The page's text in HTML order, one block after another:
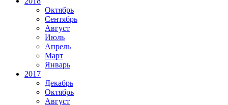
Октябрь
Сентябрь
Август
Июль
Апрель
Март
Январь
2017
Декабрь
Октябрь
Август